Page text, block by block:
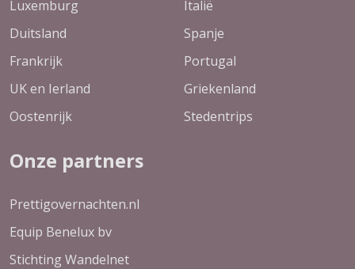
Luxemburg
Duitsland
Frankrijk
UK en Ierland
Oostenrijk
Italië
Spanje
Portugal
Griekenland
Stedentrips
Onze partners
Prettigovernachten.nl
Equip Benelux bv
Stichting Wandelnet